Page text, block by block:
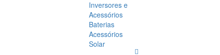
Inversores e
Acessórios
Baterias
Acessórios
Solar